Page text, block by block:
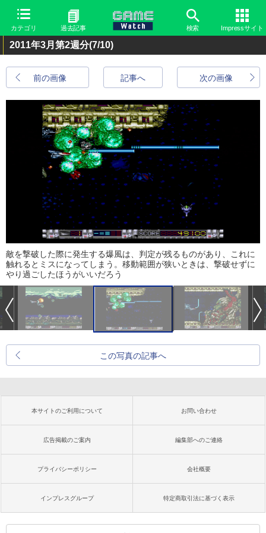
カテゴリ 過去記事 検索 Impressサイト
2011年3月第2週分(7/10)
前の画像 次の画像
記事へ
敵を撃破した際に発生する爆風は、判定が残るものがあり、これに
触れるとミスになってしまう。移動範囲が狭いときは、撃破せずに
やり過ごしたほうがいいだろう
この写真の記事へ
本サイトのご利用について お問い合わせ
広告掲載のご案内 編集部へのご連絡
プライバシーポリシー 会社概要
インプレスグループ 特定商取引法に基づく表示